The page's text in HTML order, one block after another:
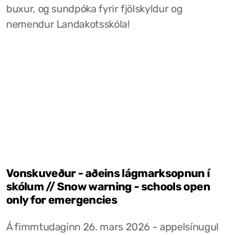
buxur, og sundpóka fyrir fjölskyldur og
nemendur Landakotsskóla!
Vonskuveður - aðeins lágmarksopnun í
skólum // Snow warning - schools open
only for emergencies
Á fimmtudaginn 26. mars 2026 - appelsínugul